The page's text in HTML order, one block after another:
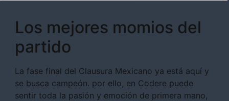
Los mejores momios del
partido
La fase final del Clausura Mexicano ya está aquí y
se busca campeón. por ello, en Codere puede
sentir toda la pasión y emoción de primera mano,